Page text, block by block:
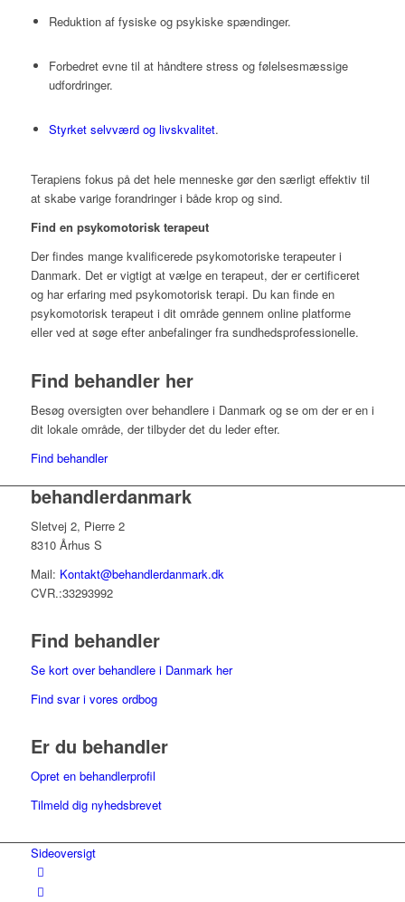
Reduktion af fysiske og psykiske spændinger.
Forbedret evne til at håndtere stress og følelsesmæssige
udfordringer.
Styrket selvværd og livskvalitet.
Terapiens fokus på det hele menneske gør den særligt effektiv til
at skabe varige forandringer i både krop og sind.​
Find en psykomotorisk terapeut
Der findes mange kvalificerede psykomotoriske terapeuter i
Danmark. Det er vigtigt at vælge en terapeut, der er certificeret
og har erfaring med psykomotorisk terapi. Du kan finde en
psykomotorisk terapeut i dit område gennem online platforme
eller ved at søge efter anbefalinger fra sundhedsprofessionelle.
Find behandler her
Besøg oversigten over behandlere i Danmark og se om der er en i
dit lokale område, der tilbyder det du leder efter.
Find behandler
behandlerdanmark
Sletvej 2, Pierre 2
8310 Århus S
Mail: Kontakt@behandlerdanmark.dk
CVR.:33293992
Find behandler
Se kort over behandlere i Danmark her
Find svar i vores ordbog
Er du behandler
Opret en behandlerprofil
Tilmeld dig nyhedsbrevet
Sideoversigt